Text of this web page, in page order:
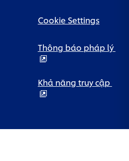
Cookie Settings
Thông báo pháp lý
Khả năng truy cập